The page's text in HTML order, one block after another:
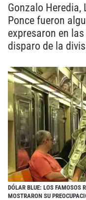
Gonzalo Heredia,
Ponce fueron
expresaron en
disparo de la
DÓLAR BLUE: LOS FAMOSOS
MOSTRARON SU